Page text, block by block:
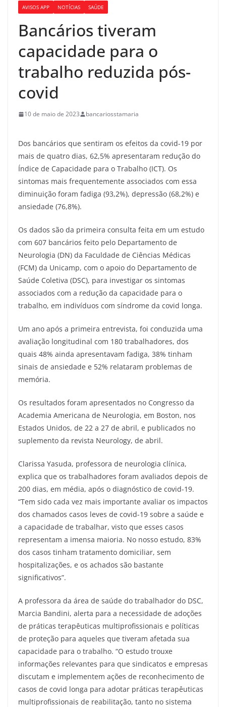
AVISOS APP NOTÍCIAS SAÚDE
Bancários tiveram
capacidade para o
trabalho reduzida pós-
covid
10 de maio de 2023 bancariosstamaria
Dos bancários que sentiram os efeitos da covid-19 por
mais de quatro dias, 62,5% apresentaram redução do
Índice de Capacidade para o Trabalho (ICT). Os
sintomas mais frequentemente associados com essa
diminuição foram fadiga (93,2%), depressão (68,2%) e
ansiedade (76,8%).
Os dados são da primeira consulta feita em um estudo
com 607 bancários feito pelo Departamento de
Neurologia (DN) da Faculdade de Ciências Médicas
(FCM) da Unicamp, com o apoio do Departamento de
Saúde Coletiva (DSC), para investigar os sintomas
associados com a redução da capacidade para o
trabalho, em indivíduos com síndrome da covid longa.
Um ano após a primeira entrevista, foi conduzida uma
avaliação longitudinal com 180 trabalhadores, dos
quais 48% ainda apresentavam fadiga, 38% tinham
sinais de ansiedade e 52% relataram problemas de
memória.
Os resultados foram apresentados no Congresso da
Academia Americana de Neurologia, em Boston, nos
Estados Unidos, de 22 a 27 de abril, e publicados no
suplemento da revista Neurology, de abril.
Clarissa Yasuda, professora de neurologia clínica,
explica que os trabalhadores foram avaliados depois de
200 dias, em média, após o diagnóstico de covid-19.
“Tem sido cada vez mais importante avaliar os impactos
dos chamados casos leves de covid-19 sobre a saúde e
a capacidade de trabalhar, visto que esses casos
representam a imensa maioria. No nosso estudo, 83%
dos casos tinham tratamento domiciliar, sem
hospitalizações, e os achados são bastante
significativos”.
A professora da área de saúde do trabalhador do DSC,
Marcia Bandini, alerta para a necessidade de adoções
de práticas terapêuticas multiprofissionais e políticas
de proteção para aqueles que tiveram afetada sua
capacidade para o trabalho. “O estudo trouxe
informações relevantes para que sindicatos e empresas
discutam e implementem ações de reconhecimento de
casos de covid longa para adotar práticas terapêuticas
multiprofissionais de reabilitação, tanto no sistema